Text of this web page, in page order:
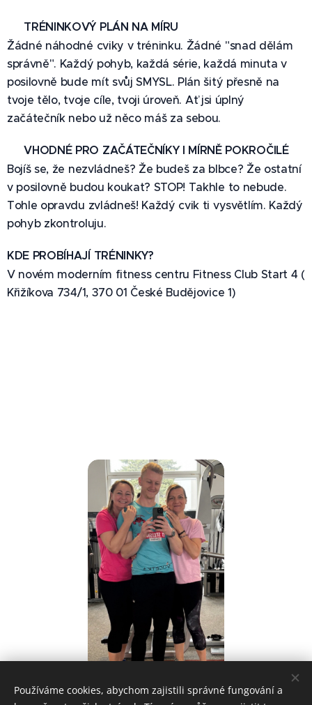
🎯 TRÉNINKOVÝ PLÁN NA MÍRU
Žádné náhodné cviky v tréninku. Žádné "snad dělám
správně". Každý pohyb, každá série, každá minuta v
posilovně bude mít svůj SMYSL. Plán šitý přesně na
tvoje tělo, tvoje cíle, tvoji úroveň. Ať jsi úplný
začátečník nebo už něco máš za sebou.
🆕 VHODNÉ PRO ZAČÁTEČNÍKY I MÍRNĚ POKROČILÉ
Bojíš se, že nezvládneš? Že budeš za blbce? Že ostatní
v posilovně budou koukat? STOP! Takhle to nebude.
Tohle opravdu zvládneš! Každý cvik ti vysvětlím. Každý
pohyb zkontroluju.
KDE PROBÍHAJÍ TRÉNINKY?
V novém moderním fitness centru Fitness Club Start 4 (
Křižíkova 734/1, 370 01 České Budějovice 1)
Používáme cookies, abychom zajistili správné fungování a